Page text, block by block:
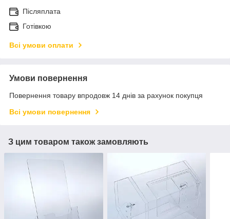
Післяплата
Готівкою
Всі умови оплати
Умови повернення
Повернення товару впродовж 14 днів за рахунок покупця
Всі умови повернення
З цим товаром також замовляють